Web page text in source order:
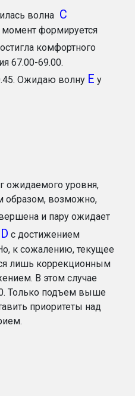
волна С
формируется
комфортного
67.00-69.00.
Ожидаю волну Е у
ожидаемого уровня,
образом, возможно,
и пару ожидает
D с достижением
к сожалению, текущее
лишь коррекционным
В этом случае
Только подъем выше
приоритеты над